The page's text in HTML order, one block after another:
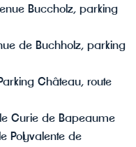
Buccholz, parking
de Buchholz, parking
Château, route
Curie de Bapeaume
Polyvalente de